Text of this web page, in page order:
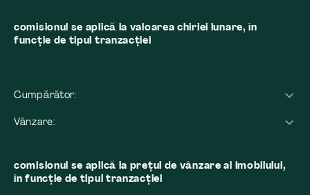
comisionul se aplică la valoarea chiriei lunare, în
funcție de tipul tranzacției
Cumpărător:
Vânzare:
comisionul se aplică la preţul de vânzare al imobilului,
în funcţie de tipul tranzacţiei